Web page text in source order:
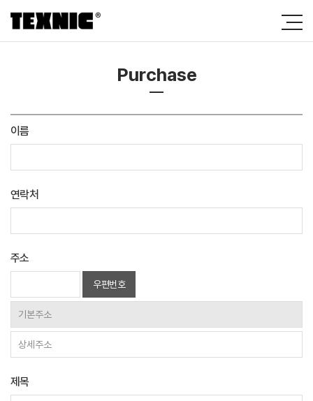
Purchase
이름
연락처
주소
우편번호
제목